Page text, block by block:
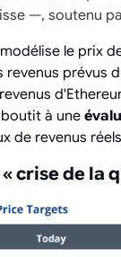
—, soutenu
le prix
revenus
à une
de revenus
crise de la